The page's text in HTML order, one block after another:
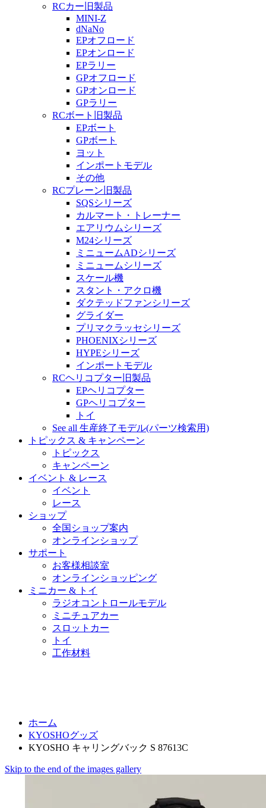
RCカー旧製品
MINI-Z
dNaNo
EPオフロード
EPオンロード
EPラリー
GPオフロード
GPオンロード
GPラリー
RCボート旧製品
EPボート
GPボート
ヨット
インポートモデル
その他
RCプレーン旧製品
SQSシリーズ
カルマート・トレーナー
エアリウムシリーズ
M24シリーズ
ミニュームADシリーズ
ミニュームシリーズ
スケール機
スタント・アクロ機
ダクテッドファンシリーズ
グライダー
プリマクラッセシリーズ
PHOENIXシリーズ
HYPEシリーズ
インポートモデル
RCヘリコプター旧製品
EPヘリコプター
GPヘリコプター
トイ
See all 生産終了モデル(パーツ検索用)
トピックス & キャンペーン
トピックス
キャンペーン
イベント & レース
イベント
レース
ショップ
全国ショップ案内
オンラインショップ
サポート
お客様相談室
オンラインショッピング
ミニカー & トイ
ラジオコントロールモデル
ミニチュアカー
スロットカー
トイ
工作材料
ホーム
KYOSHOグッズ
KYOSHO キャリングバック S 87613C
Skip to the end of the images gallery